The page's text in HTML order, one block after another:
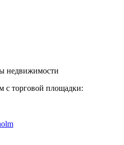
недвижимости
с торговой площадки: